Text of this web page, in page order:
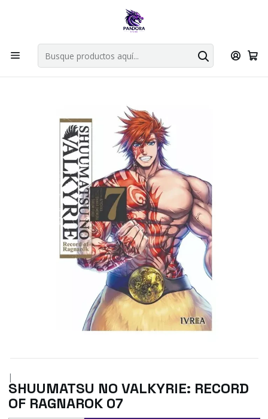
Por compras en cartas singles superiores a 49.990 el envio es
Explorar singles
Inicio MANGAS
SHUUMATSU NO VALKYRIE: RECORD OF RAGNAROK 07
|
SHUUMATSU NO VALKYRIE: RECORD
OF RAGNAROK 07